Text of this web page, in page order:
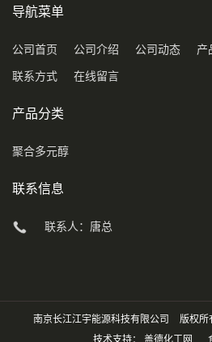
导航菜单
公司首页 公司介绍 公司动态 产
联系方式 在线留言
产品分类
聚合多元醇
联系信息
联系人：唐总
南京长江江宇能源科技有限公司 版权所